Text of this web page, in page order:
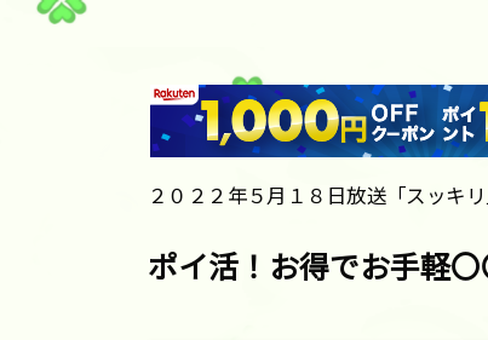
２０２２年５月１８日放送「スッキ
ポイ活！お得でお手軽〇